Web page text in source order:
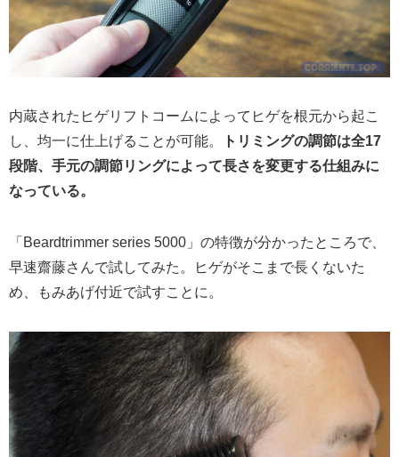
内蔵されたヒゲリフトコームによってヒゲを根元から起こ
し、均一に仕上げることが可能。
トリミングの調節は全17
段階、手元の調節リングによって長さを変更する仕組みに
なっている。
「Beardtrimmer series 5000」の特徴が分かったところで、
早速齋藤さんで試してみた。ヒゲがそこまで長くないた
め、もみあげ付近で試すことに。